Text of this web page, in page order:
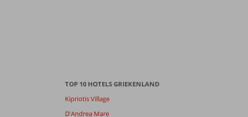
TOP 10 HOTELS GRIEKENLAND
Kipriotis Village
D'Andrea Mare